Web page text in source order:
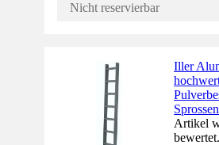
Nicht reservierbar
Iller
Artikel
bewertet.